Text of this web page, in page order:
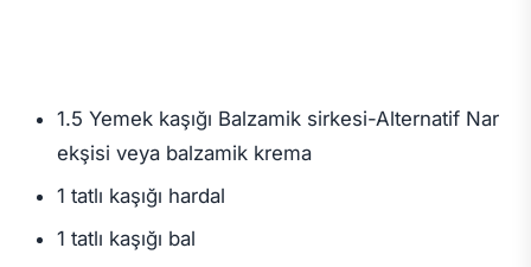
1.5 Yemek kaşığı Balzamik sirkesi-Alternatif Nar
ekşisi veya balzamik krema
1 tatlı kaşığı hardal
1 tatlı kaşığı bal